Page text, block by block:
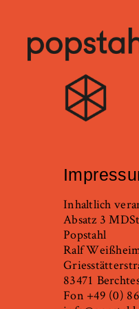
Popstahl
Inhaltlich
Absatz 3
Popstahl
Ralf
83471
Fon +49 (0)